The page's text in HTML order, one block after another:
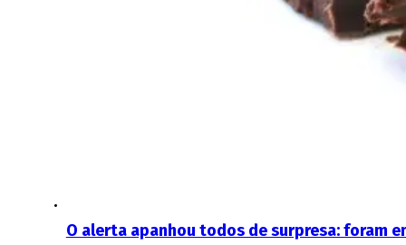
O alerta apanhou todos de surpresa: foram